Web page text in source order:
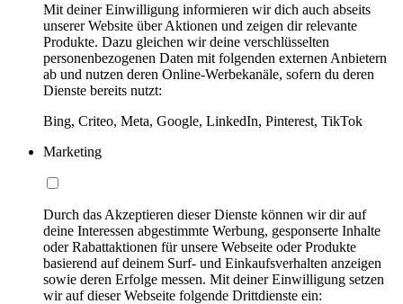
Mit deiner Einwilligung informieren wir dich auch abseits
unserer Website über Aktionen und zeigen dir relevante
Produkte. Dazu gleichen wir deine verschlüsselten
personenbezogenen Daten mit folgenden externen Anbietern
ab und nutzen deren Online-Werbekanäle, sofern du deren
Dienste bereits nutzt:
Bing, Criteo, Meta, Google, LinkedIn, Pinterest, TikTok
Marketing
Durch das Akzeptieren dieser Dienste können wir dir auf
deine Interessen abgestimmte Werbung, gesponserte Inhalte
oder Rabattaktionen für unsere Webseite oder Produkte
basierend auf deinem Surf- und Einkaufsverhalten anzeigen
sowie deren Erfolge messen. Mit deiner Einwilligung setzen
wir auf dieser Webseite folgende Drittdienste ein: